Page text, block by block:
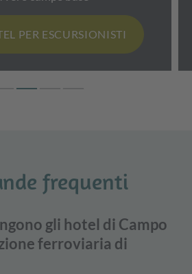
PER ESCURSIONISTI
frequenti
gli hotel di Campo
ferroviaria di